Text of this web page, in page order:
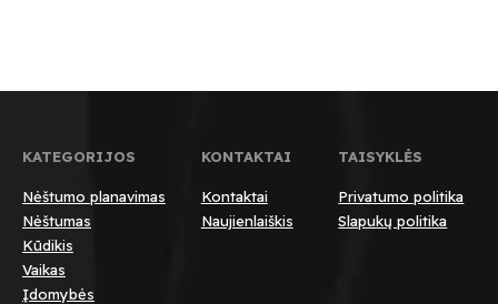
KATEGORIJOS
Nėštumo planavimas
Nėštumas
Kūdikis
Vaikas
Įdomybės
KONTAKTAI
Kontaktai
Naujienlaiškis
TAISYKLĖS
Privatumo politika
Slapukų politika